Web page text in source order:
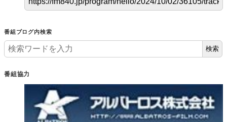
番組ブログ内検索
検索
番組協力